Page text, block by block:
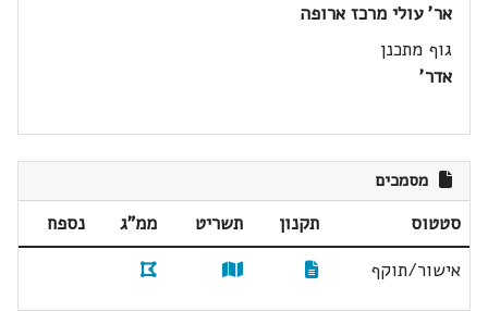
אר' עולי מרכז ארופה
גוף מתכנן
אדר'
מסמכים
סטטוס תקנון תשריט ממ"ג
נספח
אישור/תוקף